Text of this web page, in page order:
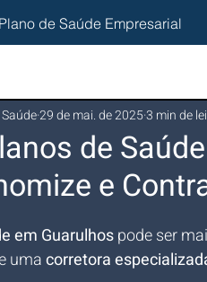
Plano de Saúde Empresarial
de
e
29 de mai. de 20253 min de
em Guarulhos pode ser
uma corretora